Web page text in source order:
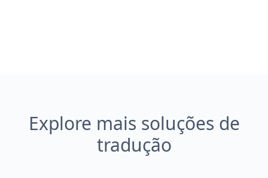
Explore mais soluções de
tradução